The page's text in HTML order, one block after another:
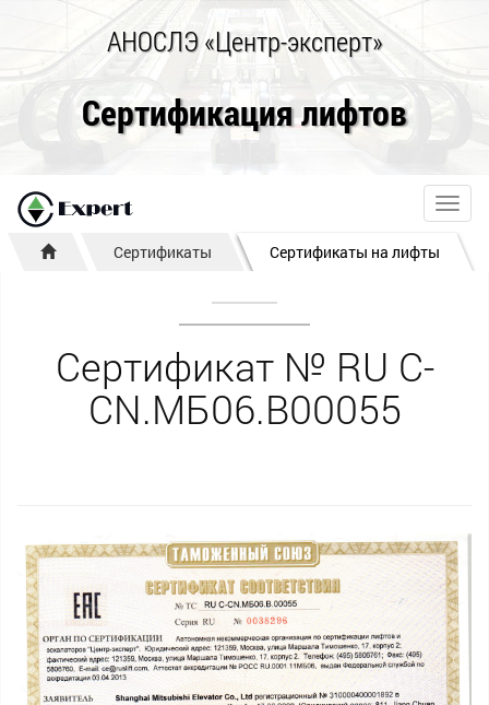
АНОСЛЭ «Центр-эксперт»
Сертификация лифтов
Сертификаты Сертификаты на лифты
Сертификат № RU С-
CN.МБ06.В00055